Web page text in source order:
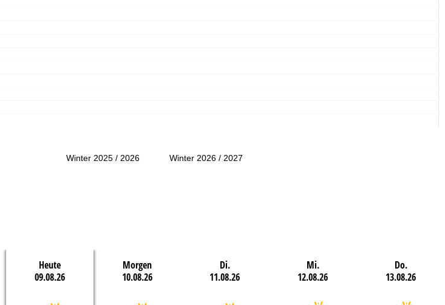
Winter 2025 / 2026 Winter 2026 / 2027
Heute
09.08.26
Morgen
10.08.26
Di.
11.08.26
Mi.
12.08.26
Do.
13.08.26